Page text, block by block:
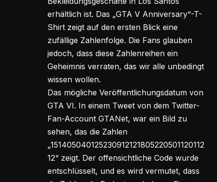
erhältlich ist. Das „GTA V Anniversary“-T-
Shirt zeigt auf den ersten Blick eine
zufällige Zahlenfolge. Die Fans glauben
jedoch, dass diese Zahlenreihen ein
Geheimnis verraten, das wir alle unbedingt
wissen wollen.
Das mögliche Veröffentlichungsdatum von
GTA VI. In einem Tweet von dem Twitter-
Fan-Account GTANet, war ein Bild zu
sehen, das die Zahlen
„151405040125230912121805220501120112
12“ zeigt. Der offensichtliche Code wurde
entschlüsselt, und es wird vermutet, dass